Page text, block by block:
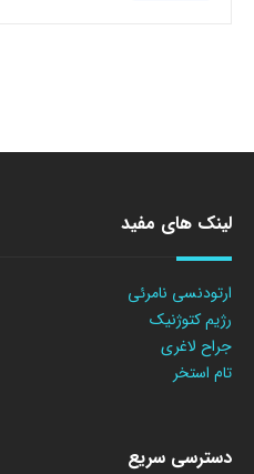
لینک های مفید
ارتودنسی نامرئی
رژیم کتوژنیک
جراح لاغری
تام استخر
دسترسی سریع